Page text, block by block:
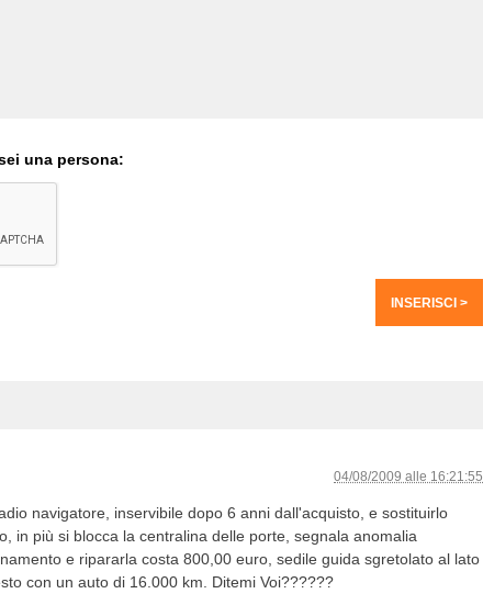
una persona:
04/08/2009 alle 16:21:55
navigatore, inservibile dopo 6 anni dall'acquisto, e sostituirlo
in più si blocca la centralina delle porte, segnala anomalia
e ripararla costa 800,00 euro, sedile guida sgretolato al lato
con un auto di 16.000 km. Ditemi Voi??????